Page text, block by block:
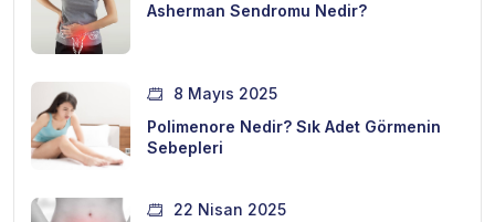
Asherman Sendromu Nedir?
8 Mayıs 2025
Polimenore Nedir? Sık Adet Görmenin
Sebepleri
22 Nisan 2025